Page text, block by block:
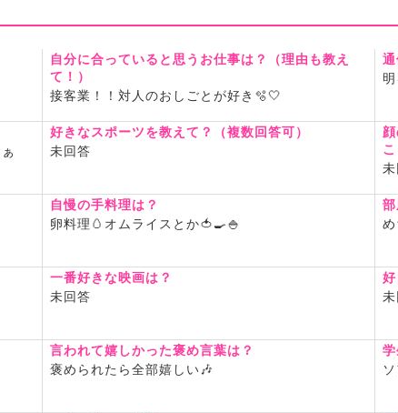
お互いに楽しい時間を過ごす
がモットーでやっております
ガッツリの下系は無視します
ださいね°ʚ
ɞ°.
自分に合っていると思うお仕事は？（理由も教え
て！）
接客業！！対人のおしごとが好き🫧🤍
好きなスポーツを教えて？（複数回答可）
未回答
自慢の手料理は？
卵料理🥚オムライスとか🍅🍳🍚
一番好きな映画は？
未回答
言われて嬉しかった褒め言葉は？
褒められたら全部嬉しい🎶